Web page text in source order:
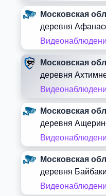
Московская
деревня
Московская
деревня
Московская
деревня
Московская
деревня Байбаки